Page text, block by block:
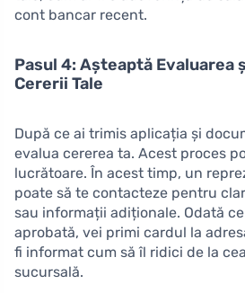
cont bancar recent.
Pasul 4: Așteaptă Evaluarea
Cererii Tale
După ce ai trimis aplicația și
evalua cererea ta. Acest proces
lucrătoare. În acest timp, un
poate să te contacteze pentru
sau informații adiționale. Odată
aprobată, vei primi cardul la
fi informat cum să îl ridici de la
sucursală.